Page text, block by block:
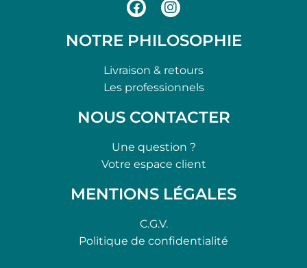
NOTRE PHILOSOPHIE
Livraison & retours
Les professionnels
NOUS CONTACTER
Une question ?
Votre espace client
MENTIONS LÉGALES
C.G.V.
Politique de confidentialité